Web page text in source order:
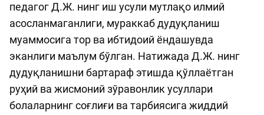
педагог Д.Ж. нинг иш усули мутлақо илмий
асосланмаганлиги, мураккаб дудуқланиш
муаммосига тор ва ибтидоий ёндашувда
эканлиги маълум бўлган. Натижада Д.Ж. нинг
дудуқланишни бартараф этишда қўллаётган
руҳий ва жисмоний зўравонлик усуллари
болаларнинг соғлиғи ва тарбиясига жиддий